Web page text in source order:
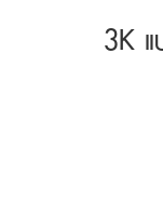
3K